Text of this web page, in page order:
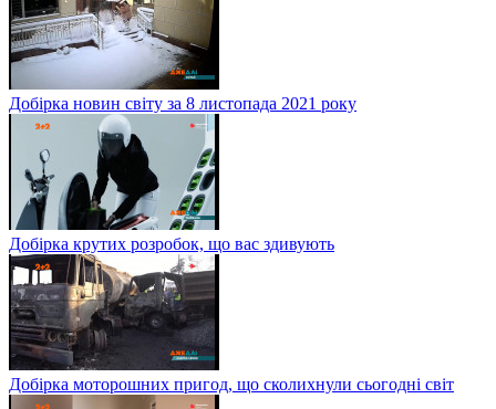
Добірка новин світу за 8 листопада 2021 року
Добірка крутих розробок, що вас здивують
Добірка моторошних пригод, що сколихнули сьогодні світ